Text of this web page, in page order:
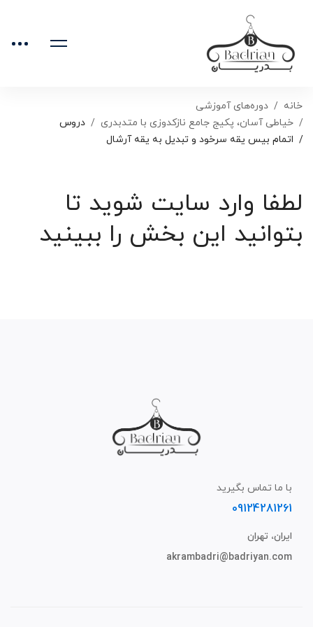
خانه
دوره‌های آموزشی
خیاطی آسان، پکیج جامع نازکدوزی با متدبدری
دروس
اتمام بیس یقه سرخود و تبدیل به یقه آرشال
لطفا وارد سایت شوید تا
بتوانید این بخش را ببینید
با ما تماس بگیرید
09124281261
ایران، تهران
akrambadri@badriyan.com